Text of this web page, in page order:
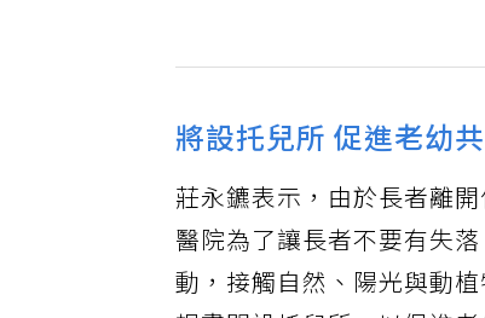
將設托兒所 促進老幼
莊永鑣表示，由於長者離
醫院為了讓長者不要有失
動，接觸自然、陽光與動